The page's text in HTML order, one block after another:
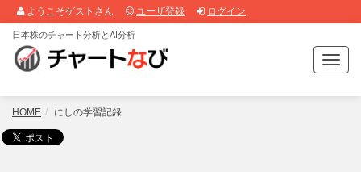
ようこそゲストさん ユーザ登録 ログイン
T
o
g
日本株のチャート分析とAI分析
HOME にしの学習記録